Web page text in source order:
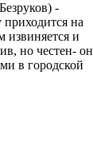
-
на
извиняется и
но честен- он
в городской